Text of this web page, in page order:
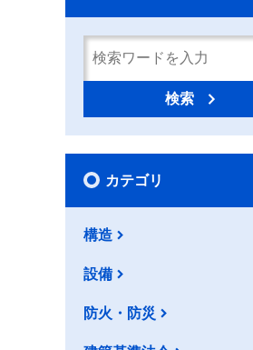
検索
カテゴリ
構造
設備
防火・防災